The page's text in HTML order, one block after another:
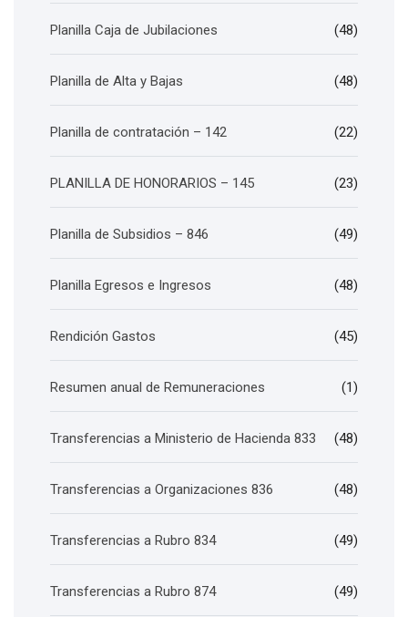
Planilla Caja de Jubilaciones (48)
Planilla de Alta y Bajas (48)
Planilla de contratación – 142 (22)
PLANILLA DE HONORARIOS – 145 (23)
Planilla de Subsidios – 846 (49)
Planilla Egresos e Ingresos (48)
Rendición Gastos (45)
Resumen anual de Remuneraciones (1)
Transferencias a Ministerio de Hacienda 833 (48)
Transferencias a Organizaciones 836 (48)
Transferencias a Rubro 834 (49)
Transferencias a Rubro 874 (49)